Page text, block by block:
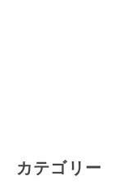
カテゴリー